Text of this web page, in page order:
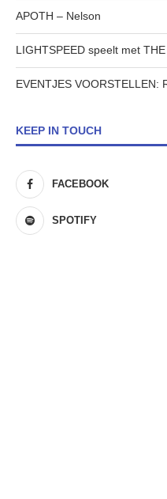
APOTH – Nelson
LIGHTSPEED speelt met
EVENTJES VOORSTELLEN:
KEEP IN TOUCH
FACEBOOK
SPOTIFY